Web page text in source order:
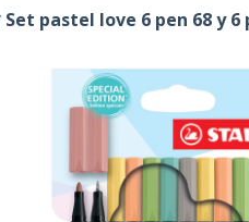
Set pastel love 6 pen 68 y